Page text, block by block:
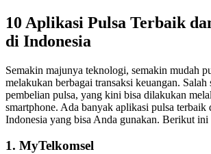
10 Aplikasi Pulsa Terbaik
di Indonesia
Semakin majunya teknologi, semakin mudah
melakukan berbagai transaksi keuangan. Salah
pembelian pulsa, yang kini bisa dilakukan
smartphone. Ada banyak aplikasi pulsa terbaik
Indonesia yang bisa Anda gunakan. Berikut ini
1. MyTelkomsel